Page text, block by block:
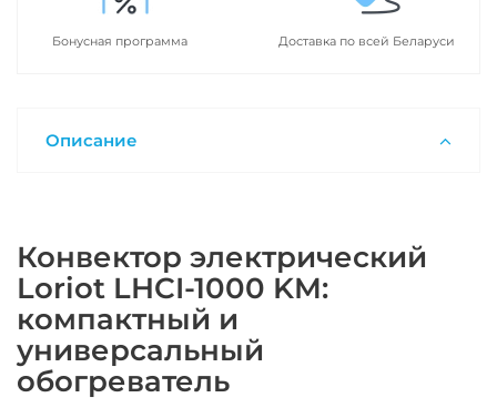
Бонусная программа Доставка по всей Беларуси
Описание
Конвектор электрический
Loriot LHCI-1000 KM:
компактный и
универсальный
обогреватель